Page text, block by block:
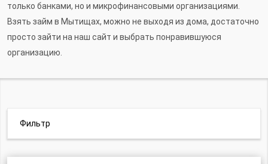
только банками, но и микрофинансовыми организациями.
Взять займ в Мытищах, можно не выходя из дома, достаточно
просто зайти на наш сайт и выбрать понравившуюся
организацию.
Фильтр